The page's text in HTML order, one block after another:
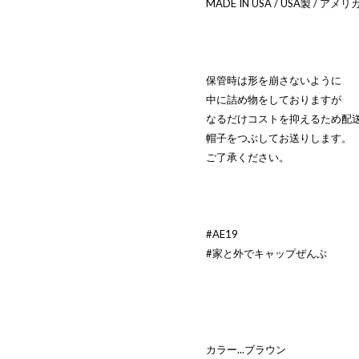
MADE IN USA / USA製 / アメリ
保管時は形を崩さないように
中に詰め物をしておりますが
なるだけコストを抑えるため配
帽子をつぶしてお送りします。
ご了承ください。
#AE19
#家と外でキャップぜんぶ
カラー...ブラウン